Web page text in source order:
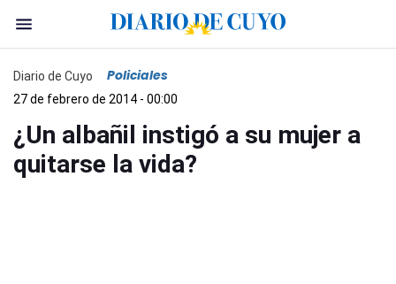
Diario de Cuyo Policiales
27 de febrero de 2014 - 00:00
¿Un albañil instigó a su mujer a
quitarse la vida?